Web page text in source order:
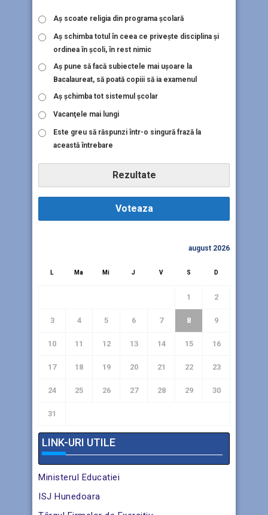
Aş scoate religia din programa şcolară
Aş schimba totul în ceea ce priveşte disciplina şi
ordinea în şcoli, în rest nimic
Aş pune să facă subiectele mai uşoare la
Bacalaureat, să poată copiii să ia examenul
Aş şchimba tot sistemul şcolar
Vacanţele mai lungi
Este greu să răspunzi într-o singură frază la
această întrebare
Rezultate
Voteaza
august 2026
L Ma Mi J V S D
« IUL.
1 2
3 4 5 6 7 8 9
10 11 12 13 14 15 16
17 18 19 20 21 22 23
24 25 26 27 28 29 30
31
LINK-URI UTILE
Ministerul Educatiei
ISJ Hunedoara